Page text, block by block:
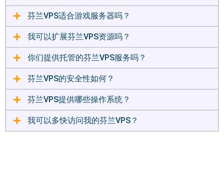
芬兰VPS适合游戏服务器吗？
我可以扩展芬兰VPS资源吗？
你们提供托管的芬兰VPS服务吗？
芬兰VPS的安全性如何？
芬兰VPS提供哪些操作系统？
我可以多快访问我的芬兰VPS？